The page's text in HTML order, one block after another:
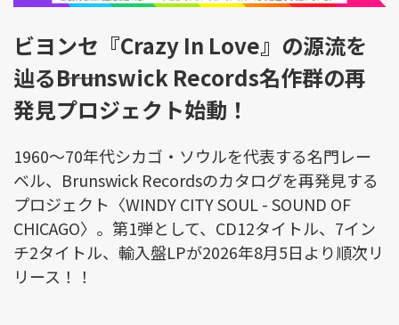
ビヨンセ『Crazy In Love』の源流を
辿る――Brunswick Records名作群の再
発見プロジェクト始動！
1960～70年代シカゴ・ソウルを代表する名門レー
ベル、Brunswick Recordsのカタログを再発見する
プロジェクト〈WINDY CITY SOUL - SOUND OF
CHICAGO〉。第1弾として、CD12タイトル、7イン
チ2タイトル、輸入盤LPが2026年8月5日より順次リ
リース！！